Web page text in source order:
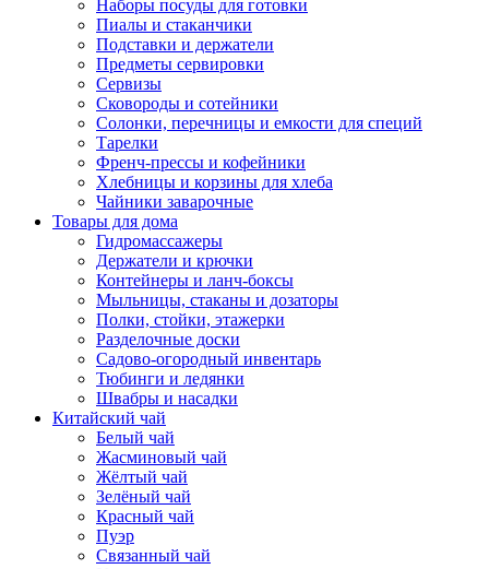
Наборы посуды для готовки
Пиалы и стаканчики
Подставки и держатели
Предметы сервировки
Сервизы
Сковороды и сотейники
Солонки, перечницы и емкости для специй
Тарелки
Френч-прессы и кофейники
Хлебницы и корзины для хлеба
Чайники заварочные
Товары для дома
Гидромассажеры
Держатели и крючки
Контейнеры и ланч-боксы
Мыльницы, стаканы и дозаторы
Полки, стойки, этажерки
Разделочные доски
Садово-огородный инвентарь
Тюбинги и ледянки
Швабры и насадки
Китайский чай
Белый чай
Жасминовый чай
Жёлтый чай
Зелёный чай
Красный чай
Пуэр
Связанный чай